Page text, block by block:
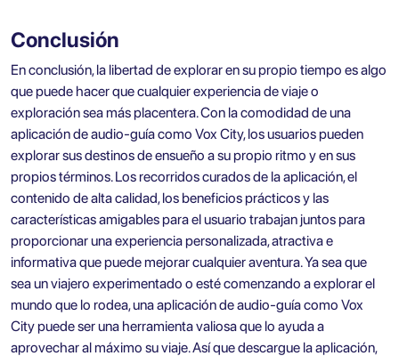
Conclusión
En conclusión, la libertad de explorar en su propio tiempo es algo
que puede hacer que cualquier experiencia de viaje o
exploración sea más placentera. Con la comodidad de una
aplicación de audio-guía como Vox City, los usuarios pueden
explorar sus destinos de ensueño a su propio ritmo y en sus
propios términos. Los recorridos curados de la aplicación, el
contenido de alta calidad, los beneficios prácticos y las
características amigables para el usuario trabajan juntos para
proporcionar una experiencia personalizada, atractiva e
informativa que puede mejorar cualquier aventura. Ya sea que
sea un viajero experimentado o esté comenzando a explorar el
mundo que lo rodea, una aplicación de audio-guía como Vox
City puede ser una herramienta valiosa que lo ayuda a
aprovechar al máximo su viaje. Así que descargue la aplicación,